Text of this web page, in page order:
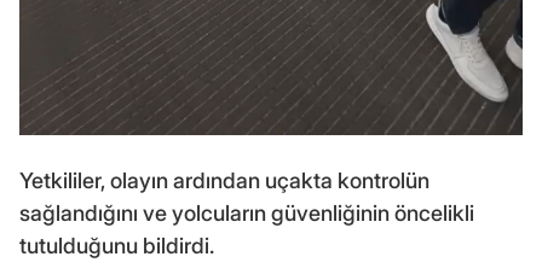
Yetkililer, olayın ardından uçakta kontrolün
sağlandığını ve yolcuların güvenliğinin öncelikli
tutulduğunu bildirdi.